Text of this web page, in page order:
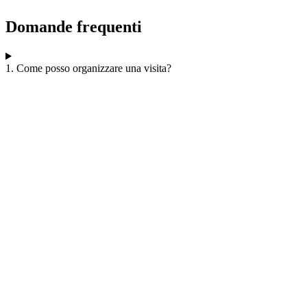
Domande frequenti
1. Come posso organizzare una visita?